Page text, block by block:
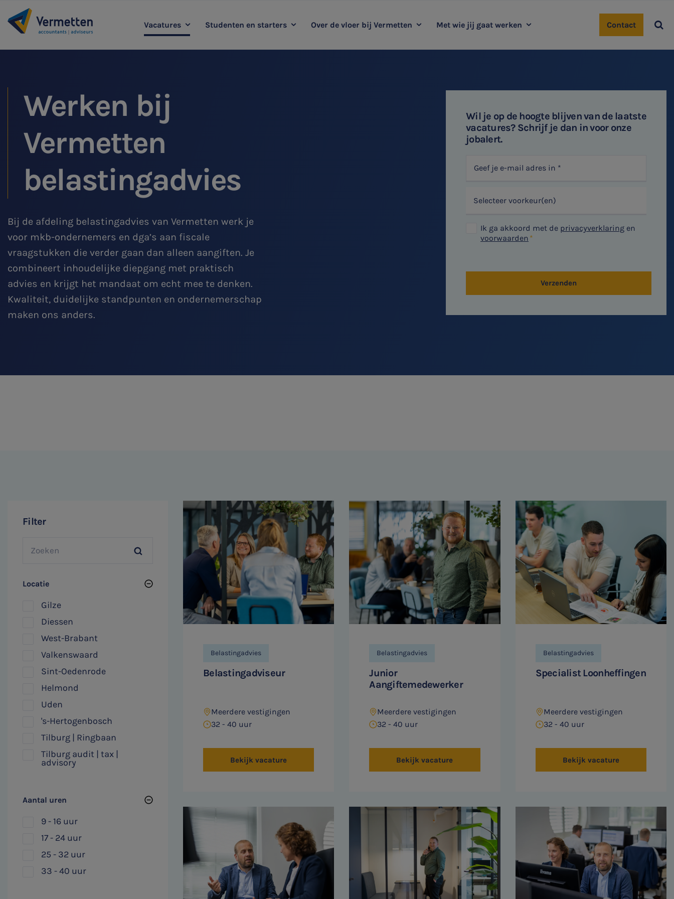
|
Vacatures
Belastingadvies
Staff & Support
Studenten en starters Over de vloer bij Vermetten Met wie jij gaat werken
Valkenswaard
Helmond
Uden
‘s-Hertogenbosch
Contact 
Werken bij
Vermetten
belastingadvies
Bij de afdeling belastingadvies van Vermetten werk je
voor mkb-ondernemers en dga’s aan fiscale
vraagstukken die verder gaan dan alleen aangiften. Je
combineert inhoudelijke diepgang met praktisch
advies en krijgt het mandaat om echt mee te denken.
Kwaliteit, duidelijke standpunten en ondernemerschap
maken ons anders.
Wil je op de hoogte blijven van de laatste
vacatures? Schrijf je dan in voor onze
jobalert.
Selecteer voorkeur(en)
Ik ga akkoord met de privacyverklaring en
voorwaarden
Verzenden
Filter
Locatie
Gilze
Diessen
West-Brabant
Valkenswaard
Sint-Oedenrode
Helmond
Uden
's-Hertogenbosch
Tilburg | Ringbaan
Tilburg audit | tax |
advisory
Aantal uren
9 - 16 uur
17 - 24 uur
25 - 32 uur
33 - 40 uur
Belastingadvies
Belastingadviseur
Meerdere vestigingen
32 - 40 uur
Bekijk vacature
Belastingadvies
Junior
Aangiftemedewerker
Meerdere vestigingen
32 - 40 uur
Bekijk vacature
Belastingadvies
Specialist Loonheffingen
Meerdere vestigingen
32 - 40 uur
Bekijk vacature